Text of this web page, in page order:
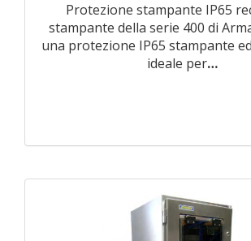
Protezione stampante IP65
stampante della serie 400 di
una protezione IP65 stampante
ideale per…